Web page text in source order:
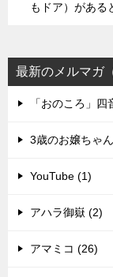
もドア）がある
最新のメルマガ
「おのころ」四
3歳のお嬢ちゃ
YouTube (1)
アハラ御嶽 (2)
アマミコ (26)